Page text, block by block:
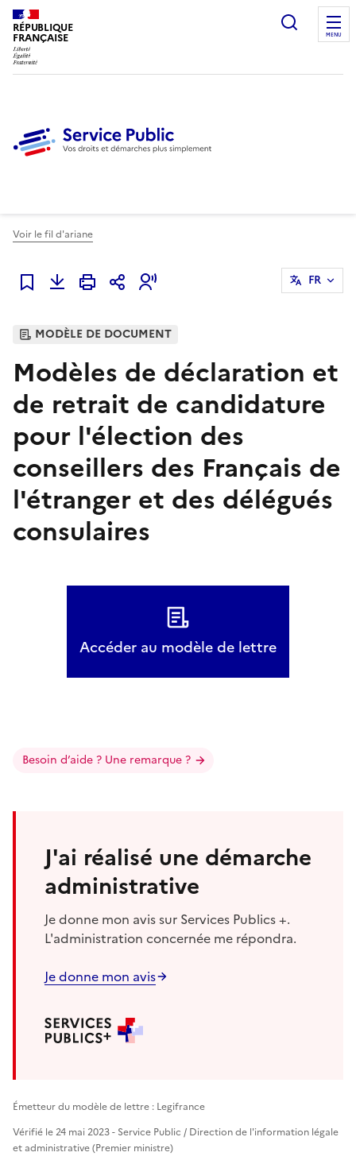
RÉPUBLIQUE
FRANÇAISE
Ouvrir
MENU
Voir le fil d'ariane
Ajouter à mes favoris
FR
MODÈLE DE DOCUMENT
Modèles de déclaration et
de retrait de candidature
pour l'élection des
conseillers des Français de
l'étranger et des délégués
consulaires
Accéder au modèle de lettre
Besoin d’aide ? Une remarque ?
J'ai réalisé une démarche
administrative
Je donne mon avis sur Services Publics +.
L'administration concernée me répondra.
Je donne mon avis
Émetteur du modèle de lettre : Legifrance
Vérifié le 24 mai 2023 - Service Public / Direction de l'information légale
et administrative (Premier ministre)